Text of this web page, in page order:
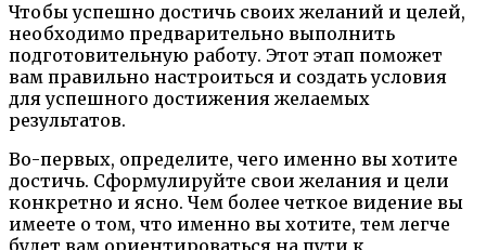
Чтобы успешно достичь своих желаний и целей,
необходимо предварительно выполнить
подготовительную работу. Этот этап поможет
вам правильно настроиться и создать условия
для успешного достижения желаемых
результатов.
Во-первых, определите, чего именно вы хотите
достичь. Сформулируйте свои желания и цели
конкретно и ясно. Чем более четкое видение вы
имеете о том, что именно вы хотите, тем легче